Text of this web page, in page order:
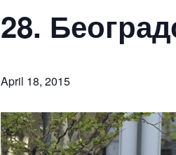
28.
April 18, 2015